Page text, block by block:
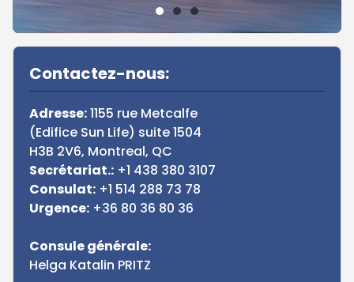
Sidebar
Contactez-nous:
Adresse:1155 rue Metcalfe
(Edifice Sun Life) suite 1504
H3B 2V6, Montreal, QC
Secrétariat.: +1 438 380 3107
Consulat: +1 514 288 73 78
Urgence: +36 80 36 80 36
Consule générale:
Helga Katalin PRITZ